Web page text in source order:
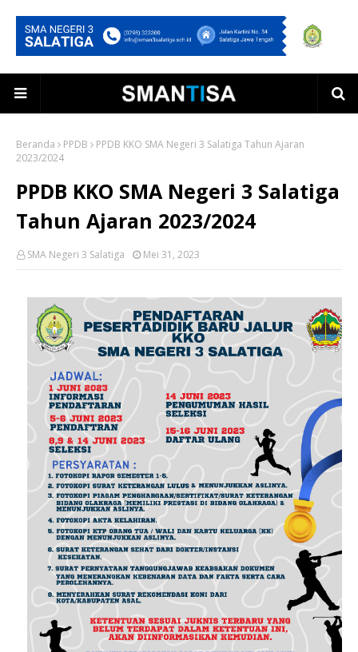
Beranda PPDB
PPDB KKO SMA Negeri 3 Salatiga Tahun Ajaran
2023/2024
PPDB KKO SMA Negeri 3 Salatiga
Tahun Ajaran 2023/2024
SMA Negeri 3 Salatiga Mei 31, 2023